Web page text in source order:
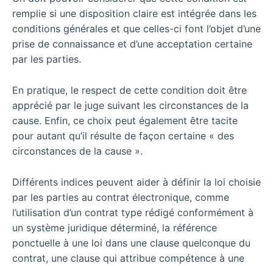
remplie si une disposition claire est intégrée dans les
conditions générales et que celles-ci font l’objet d’une
prise de connaissance et d’une acceptation certaine
par les parties.
En pratique, le respect de cette condition doit être
apprécié par le juge suivant les circonstances de la
cause. Enfin, ce choix peut également être tacite
pour autant qu’il résulte de façon certaine « des
circonstances de la cause ».
Différents indices peuvent aider à définir la loi choisie
par les parties au contrat électronique, comme
l’utilisation d’un contrat type rédigé conformément à
un système juridique déterminé, la référence
ponctuelle à une loi dans une clause quelconque du
contrat, une clause qui attribue compétence à une